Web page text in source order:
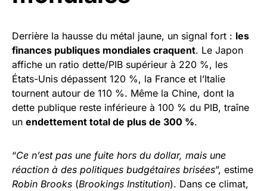
Derrière la hausse du métal jaune, un signal fort : les
finances publiques mondiales craquent. Le Japon
affiche un ratio dette/PIB supérieur à 220 %, les
États-Unis dépassent 120 %, la France et l’Italie
tournent autour de 110 %. Même la Chine, dont la
dette publique reste inférieure à 100 % du PIB, traîne
un endettement total de plus de 300 %.
“Ce n’est pas une fuite hors du dollar, mais une
réaction à des politiques budgétaires brisées”, estime
Robin Brooks (Brookings Institution). Dans ce climat,